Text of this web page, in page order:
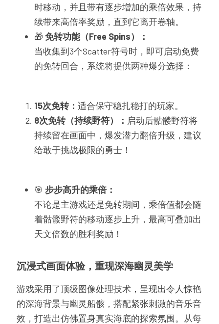
时移动，并且带有逐步增加的乘倍效果，持
续带来高倍率奖励，直到它离开卷轴。
🎁 免转功能（Free Spins）：
当收集到3个Scatter符号时，即可启动免费
的免转回合，系统将提供两种爆分选择：
15次免转： 适合保守稳扎稳打的玩家。
8次免转（持续野符）： 启动后骷髅野符将
持续留在画面中，爆发潜力翻倍升级，建议
给敢于挑战极限的勇士！
🎯 步步高升的乘倍：
不论是主游戏还是免转期间，乘倍值都会随
着骷髅野符的移动逐步上升，最高可叠加出
天文倍数的胜利奖励！
沉浸式画面体验，重现深海幽灵美学
游戏采用了顶级图像处理技术，呈现出令人惊艳
的深海背景与幽灵船骸，搭配紧张刺激的音乐音
效，打造出仿佛置身真实海底的探索氛围。从每